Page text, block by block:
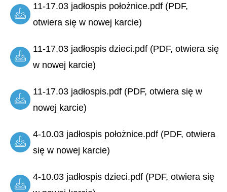
11-17.03 jadłospis położnice.pdf (PDF,
otwiera się w nowej karcie)
11-17.03 jadłospis dzieci.pdf (PDF, otwiera się
w nowej karcie)
11-17.03 jadłospis.pdf (PDF, otwiera się w
nowej karcie)
4-10.03 jadłospis położnice.pdf (PDF, otwiera
się w nowej karcie)
4-10.03 jadłospis dzieci.pdf (PDF, otwiera się